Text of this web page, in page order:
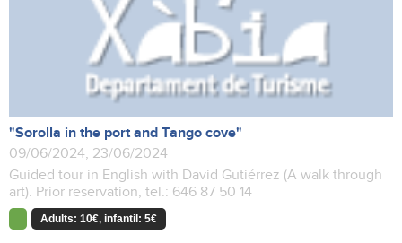
"Sorolla in the port and Tango cove"
09/06/2024, 23/06/2024
Guided tour in English with David Gutiérrez (A walk through
art). Prior reservation, tel.: 646 87 50 14
Adults: 10€, infantil: 5€